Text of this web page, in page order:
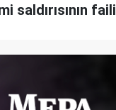
saldırısının